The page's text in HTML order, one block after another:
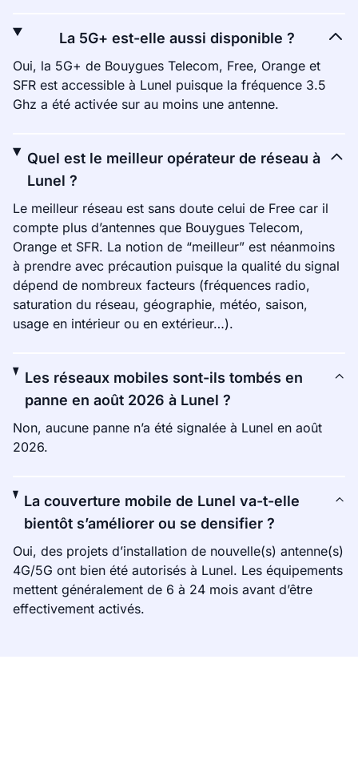
La 5G+ est-elle aussi disponible ?
Oui, la 5G+ de Bouygues Telecom, Free, Orange et
SFR est accessible à Lunel puisque la fréquence 3.5
Ghz a été activée sur au moins une antenne.
Quel est le meilleur opérateur de réseau à
Lunel ?
Le meilleur réseau est sans doute celui de Free car il
compte plus d’antennes que Bouygues Telecom,
Orange et SFR. La notion de “meilleur” est néanmoins
à prendre avec précaution puisque la qualité du signal
dépend de nombreux facteurs (fréquences radio,
saturation du réseau, géographie, météo, saison,
usage en intérieur ou en extérieur…).
Les réseaux mobiles sont-ils tombés en
panne en août 2026 à Lunel ?
Non, aucune panne n’a été signalée à Lunel en août
2026.
La couverture mobile de Lunel va-t-elle
bientôt s’améliorer ou se densifier ?
Oui, des projets d’installation de nouvelle(s) antenne(s)
4G/5G ont bien été autorisés à Lunel. Les équipements
mettent généralement de 6 à 24 mois avant d’être
effectivement activés.